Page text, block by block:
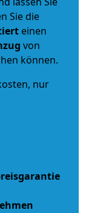
Sie die
einen
von
können.
nur